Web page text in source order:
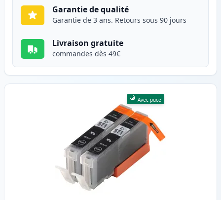
Garantie de qualité
Garantie de 3 ans. Retours sous 90 jours
Livraison gratuite
commandes dès 49€
Avec puce